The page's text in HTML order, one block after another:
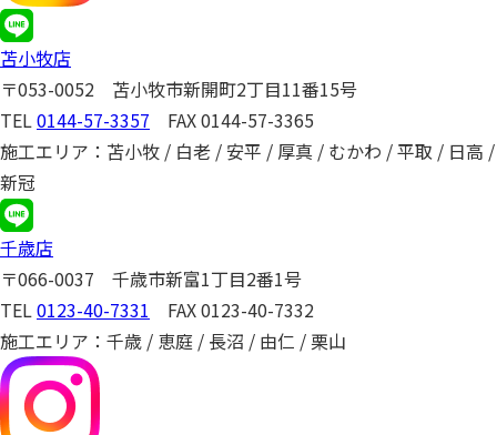
苫小牧店
〒053-0052 苫小牧市新開町2丁目11番15号
TEL 0144-57-3357 FAX 0144-57-3365
施工エリア：苫小牧 / 白老 / 安平 / 厚真 / むかわ / 平取 / 日高 /
新冠
千歳店
〒066-0037 千歳市新富1丁目2番1号
TEL0123-40-7331 FAX 0123-40-7332
施工エリア：千歳 / 恵庭 / 長沼 / 由仁 / 栗山